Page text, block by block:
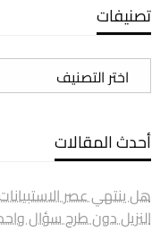
تصنيفات
تصنيفات
أحدث المقالات
هل ينتهي عصر
النزيل دون طرح سؤال